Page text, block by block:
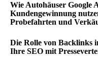
Wie Autohäuser Google
Kundengewinnung
Probefahrten und
Die Rolle von Backlinks
Ihre SEO mit